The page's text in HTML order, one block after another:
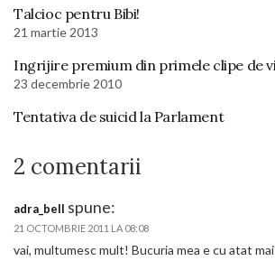
Talcioc pentru Bibi!
21 martie 2013
Ingrijire premium din primele clipe de
23 decembrie 2010
Tentativa de suicid la Parlament
2 comentarii
adra_bell spune:
21 OCTOMBRIE 2011 LA 08:08
vai, multumesc mult! Bucuria mea e cu atat mai